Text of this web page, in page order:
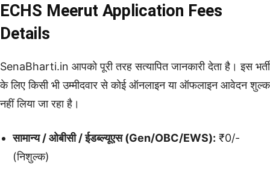
ECHS Meerut Application Fees
Details
SenaBharti.in आपको पूरी तरह सत्यापित जानकारी देता है। इस भर्ती
के लिए किसी भी उम्मीदवार से कोई ऑनलाइन या ऑफलाइन आवेदन शुल्क
नहीं लिया जा रहा है।
सामान्य / ओबीसी / ईडब्ल्यूएस (Gen/OBC/EWS): ₹0/-
(निशुल्क)